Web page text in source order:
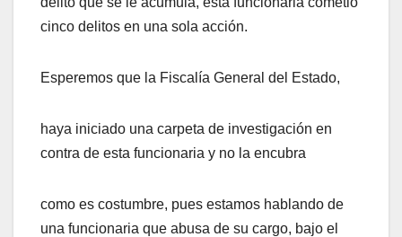
cinco delitos en una sola acción.
Esperemos que la Fiscalía General del Estado,
haya iniciado una carpeta de investigación en
contra de esta funcionaria y no la encubra
como es costumbre, pues estamos hablando de
una funcionaria que abusa de su cargo, bajo el